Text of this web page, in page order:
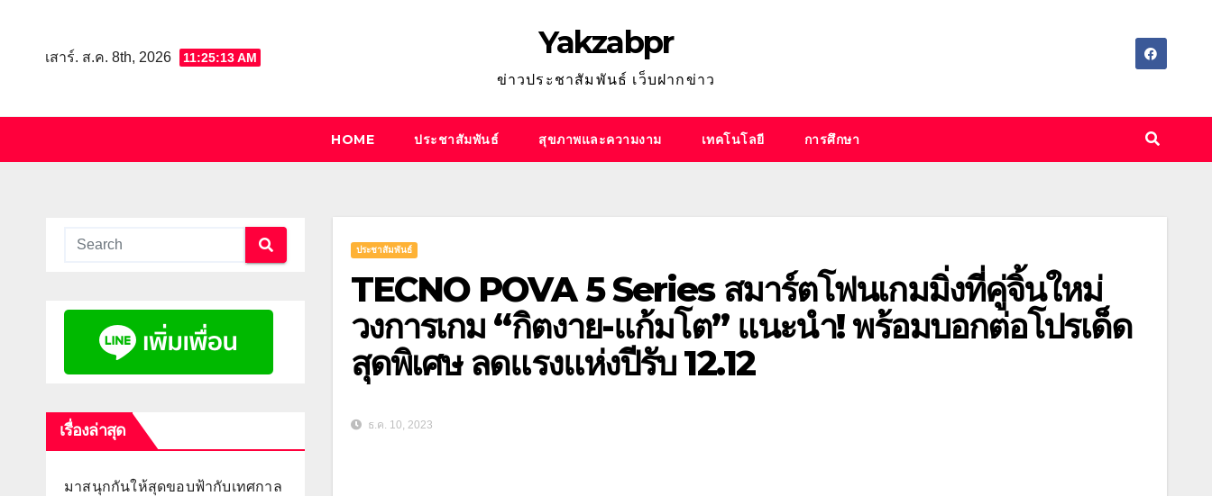
เสาร์. ส.ค. 8th, 2026 11:25:13 AM Yakzabpr
ข่าวประชาสัมพันธ์ เว็บฝากข่าว
HOME ประชาสัมพันธ์ สุขภาพและความงาม เทคโนโลยี การศึกษา
เรื่องล่าสุด
มาสนุกกันให้สุดขอบฟ้ากับเทศกาล
ประชาสัมพันธ์
TECNO POVA 5 Series สมาร์ตโฟนเกมมิ่งที่คู่จิ้นใหม่
วงการเกม “กิตงาย-แก้มโต” แนะนำ! พร้อมบอกต่อโปรเด็ด
สุดพิเศษ ลดแรงแห่งปีรับ 12.12
ธ.ค. 10, 2023